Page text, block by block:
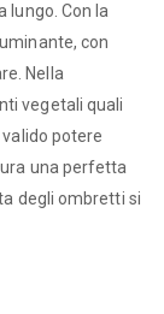
lungo. Con la
con
Nella
vegetali quali
potere
una perfetta
degli ombretti si